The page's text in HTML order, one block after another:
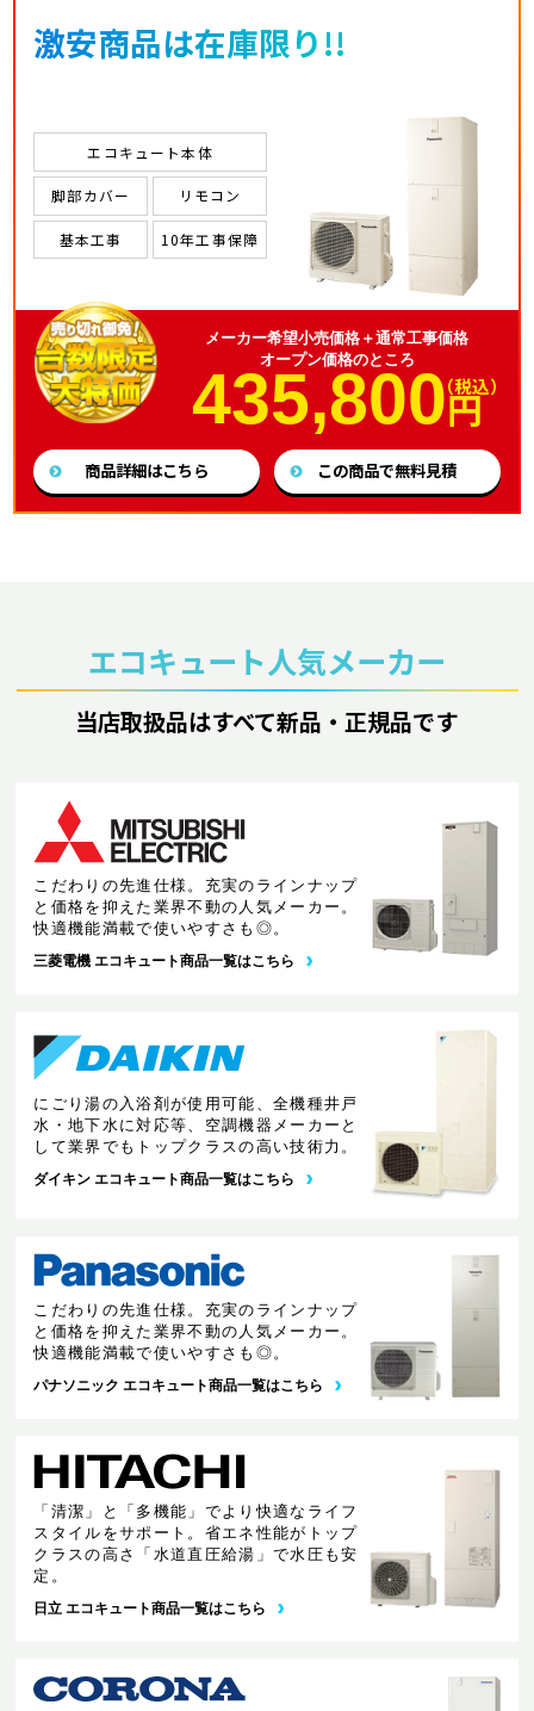
激安商品は在庫限り!!
エコキュート本体
脚部カバー リモコン
基本工事 10年工事保障
メーカー希望小売価格＋通常工事価格
オープン価格のところ
435,800円
（税込）
商品詳細はこちら この商品で無料見積
エコキュート人気メーカー
当店取扱品はすべて新品・正規品です
こだわりの先進仕様。充実のラインナップ
と価格を抑えた業界不動の人気メーカー。
快適機能満載で使いやすさも◎。
三菱電機 エコキュート商品一覧はこちら
にごり湯の入浴剤が使用可能、全機種井戸
水・地下水に対応等、空調機器メーカーと
して業界でもトップクラスの高い技術力。
ダイキン エコキュート商品一覧はこちら
こだわりの先進仕様。充実のラインナップ
と価格を抑えた業界不動の人気メーカー。
快適機能満載で使いやすさも◎。
パナソニック エコキュート商品一覧はこちら
「清潔」と「多機能」でより快適なライフ
スタイルをサポート。省エネ性能がトップ
クラスの高さ「水道直圧給湯」で水圧も安
定。
日立 エコキュート商品一覧はこちら